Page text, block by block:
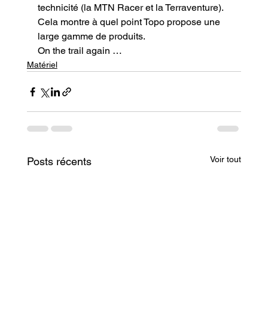
technicité (la MTN Racer et la Terraventure).
Cela montre à quel point Topo propose une
large gamme de produits.
On the trail again …
Matériel
Posts récents Voir tout